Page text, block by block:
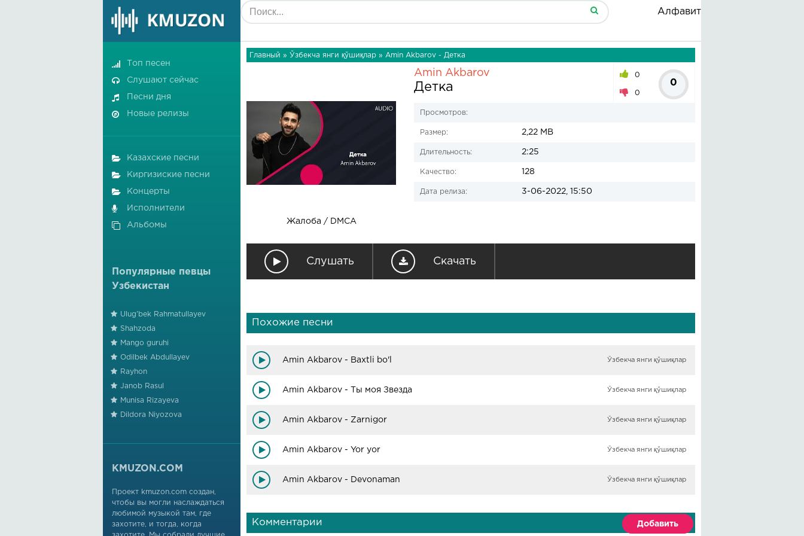
Алфавит
Главный » Ўзбекча янги қўшиқлар » Amin Akbarov - Детка
Жалоба / DMCA
Amin Akbarov
Детка
0
0
0
Просмотров:
Размер: 2,22 MB
Длительность: 2:25
Качество: 128
Дата релиза: 3-06-2022, 15:50
Слушать Скачать
Похожие песни
Amin Akbarov - Baxtli bo'l Ўзбекча янги қўшиқлар
Amin Akbarov - Ты моя Звезда Ўзбекча янги қўшиқлар
Amin Akbarov - Zarnigor Ўзбекча янги қўшиқлар
Amin Akbarov - Yor yor Ўзбекча янги қўшиқлар
Amin Akbarov - Devonaman Ўзбекча янги қўшиқлар
Комментарии Добавить
Топ песен
Слушают сейчас
Песни дня
Новые релизы
Казахские песни
Киргизиские песни
Концерты
Исполнители
Альбомы
Популярные певцы
Узбекистан
Ulug'bek Rahmatullayev
Shahzoda
Mango guruhi
Odilbek Abdullayev
Rayhon
Janob Rasul
Munisa Rizayeva
Dildora Niyozova
KMUZON.COM
Проект kmuzon.com создан,
чтобы вы могли наслаждаться
любимой музыкой там, где
захотите, и тогда, когда